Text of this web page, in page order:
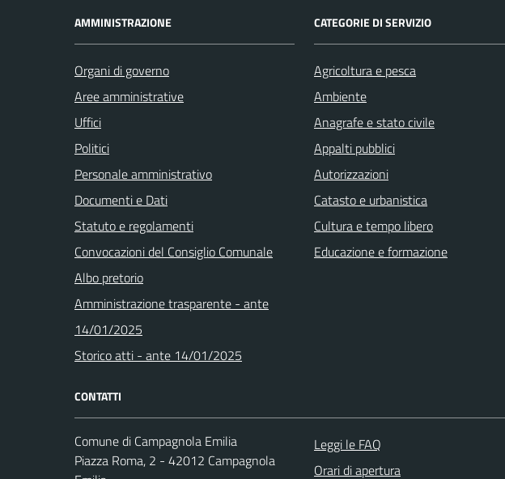
AMMINISTRAZIONE
Organi di governo
Aree amministrative
Uffici
Politici
Personale amministrativo
Documenti e Dati
Statuto e regolamenti
Convocazioni del Consiglio Comunale
Albo pretorio
Amministrazione trasparente - ante
14/01/2025
Storico atti - ante 14/01/2025
CATEGORIE DI SERVIZIO
Agricoltura e pesca
Ambiente
Anagrafe e stato civile
Appalti pubblici
Autorizzazioni
Catasto e urbanistica
Cultura e tempo libero
Educazione e formazione
CONTATTI
Comune di Campagnola Emilia
Piazza Roma, 2 - 42012 Campagnola
Leggi le FAQ
Orari di apertura